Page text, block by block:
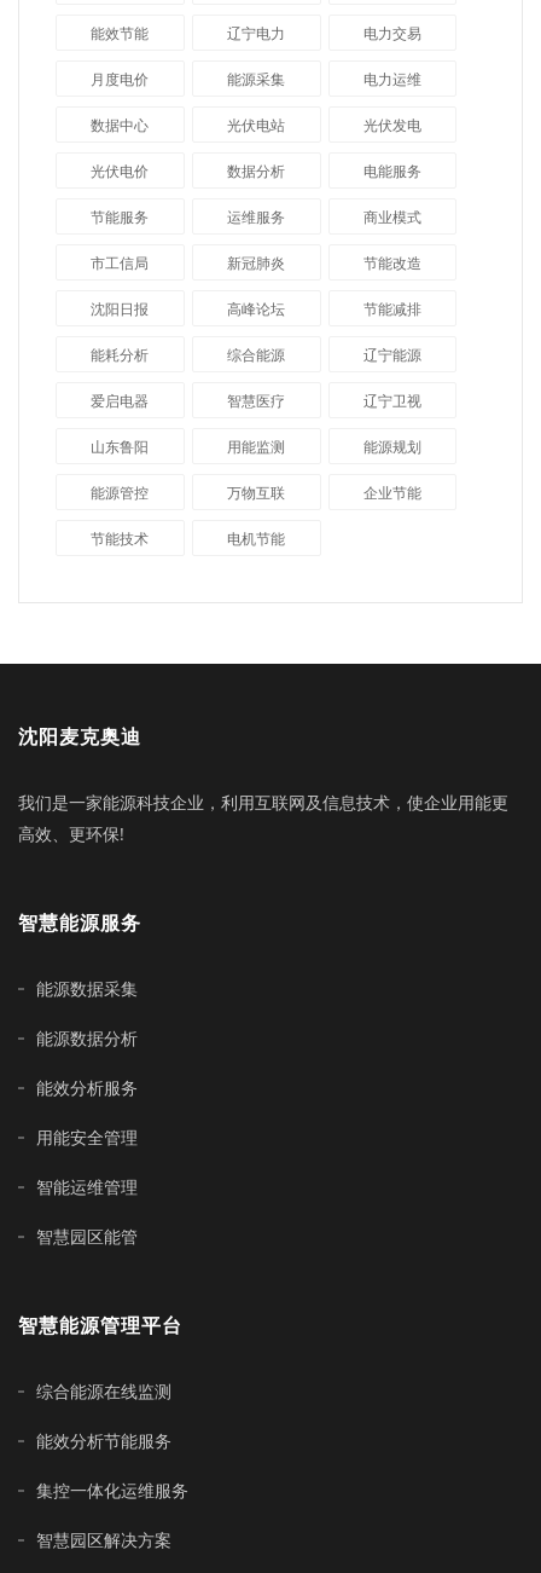
能效节能 辽宁电力 电力交易
月度电价 能源采集 电力运维
数据中心 光伏电站 光伏发电
光伏电价 数据分析 电能服务
节能服务 运维服务 商业模式
市工信局 新冠肺炎 节能改造
沈阳日报 高峰论坛 节能减排
能耗分析 综合能源 辽宁能源
爱启电器 智慧医疗 辽宁卫视
山东鲁阳 用能监测 能源规划
能源管控 万物互联 企业节能
节能技术 电机节能
沈阳麦克奥迪
我们是一家能源科技企业，利用互联网及信息技术，使企业用能更
高效、更环保!
智慧能源服务
能源数据采集
能源数据分析
能效分析服务
用能安全管理
智能运维管理
智慧园区能管
智慧能源管理平台
综合能源在线监测
能效分析节能服务
集控一体化运维服务
智慧园区解决方案